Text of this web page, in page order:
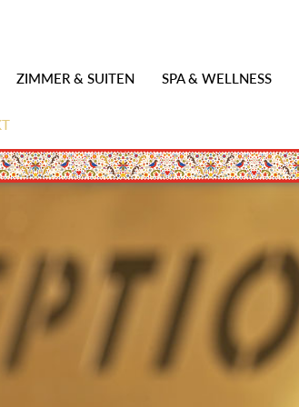
ZIMMER & SUITEN SPA & WELLNESS